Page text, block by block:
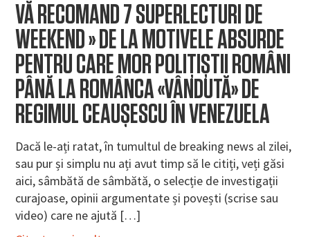
VĂ RECOMAND 7 SUPERLECTURI DE
WEEKEND » DE LA MOTIVELE ABSURDE
PENTRU CARE MOR POLIȚIȘTII ROMÂNI
PÂNĂ LA ROMÂNCA «VÂNDUTĂ» DE
REGIMUL CEAUȘESCU ÎN VENEZUELA
Dacă le-ați ratat, în tumultul de breaking news al zilei,
sau pur și simplu nu ați avut timp să le citiți, veți găsi
aici, sâmbătă de sâmbătă, o selecție de investigații
curajoase, opinii argumentate și povești (scrise sau
video) care ne ajută […]